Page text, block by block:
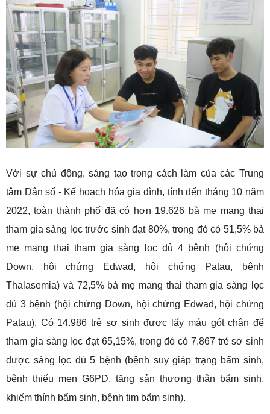
Với sự chủ động, sáng tạo trong cách làm của các Trung
tâm Dân số - Kế hoạch hóa gia đình, tính đến tháng 10 năm
2022, toàn thành phố đã có hơn 19.626 bà mẹ mang thai
tham gia sàng lọc trước sinh đạt 80%, trong đó có 51,5% bà
mẹ mang thai tham gia sàng lọc đủ 4 bệnh (hội chứng
Down, hội chứng Edwad, hội chứng Patau, bệnh
Thalasemia) và 72,5% bà mẹ mang thai tham gia sàng lọc
đủ 3 bệnh (hội chứng Down, hội chứng Edwad, hội chứng
Patau). Có 14.986 trẻ sơ sinh được lấy máu gót chân để
tham gia sàng lọc đạt 65,15%, trong đó có 7.867 trẻ sơ sinh
được sàng lọc đủ 5 bệnh (bệnh suy giáp trạng bẩm sinh,
bệnh thiếu men G6PD, tăng sản thượng thận bẩm sinh,
khiếm thính bẩm sinh, bệnh tim bẩm sinh).